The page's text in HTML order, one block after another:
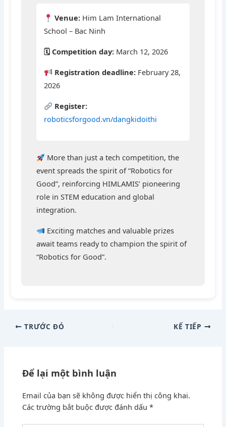
Venue: Him Lam International
School – Bac Ninh
🗓 Competition day: March 12, 2026
Registration deadline: February 28,
2026
Register:
roboticsforgood.vn/dangkidoithi
More than just a tech competition, the
event spreads the spirit of “Robotics for
Good”, reinforcing HIMLAMIS’ pioneering
role in STEM education and global
integration.
Exciting matches and valuable prizes
await teams ready to champion the spirit of
“Robotics for Good”.
TRƯỚC ĐÓ KẾ TIẾP
Để lại một bình luận
Email của bạn sẽ không được hiển thị công khai.
Các trường bắt buộc được đánh dấu*